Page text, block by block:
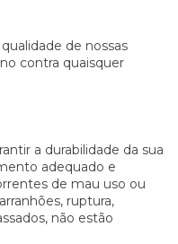
de nossas
contra quaisquer
a durabilidade da sua
adequado e
de mau uso ou
ruptura,
não estão